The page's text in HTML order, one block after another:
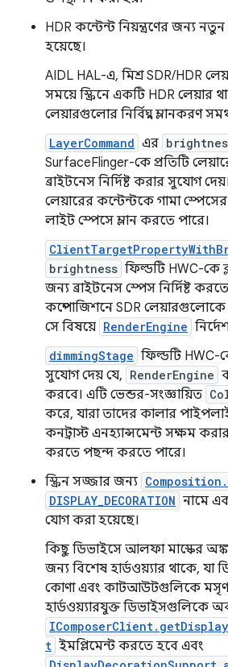
HDR কন্টেন্ট নিয়ন্ত্রণের জন্য
হয়েছে।
AIDL HAL-এ, মিশ্র SDR/HDR
সময়ে স্ক্রিনে একটি HDR লেয়ার
লেয়ারগুলোর নির্বিঘ্ন ম্লানকরণ
LayerCommand এর
SurfaceFlinger-কে প্রতিটি
ব্রাইটনেস নির্দিষ্ট করার সুযোগ
লেয়ারের কন্টেন্টকে গামা
লাইট স্পেসে ম্লান করতে পারে।
brightness ফিল্ডটি HWC-কে
জন্য ব্রাইটনেস স্পেস নির্দিষ্ট
কম্পোজিশনে SDR লেয়ারগুলোকে
সে বিষয়ে RenderEngine
dimmingStage ফিল্ডটি
সুযোগ দেয় যে, RenderEngine
করবে। এটি ভেন্ডর-সংজ্ঞায়িত
করে, যারা তাদের কালার
কনট্রাস্ট এনহ্যান্সমেন্ট সক্ষম
করতে পছন্দ করতে পারে।
স্ক্রিন সজ্জার জন্য
DISPLAY_DECORATION নামে
যোগ করা হয়েছে।
কিছু ডিভাইসে আলফা মাস্কের
জন্য বিশেষ হার্ডওয়্যার থাকে, যা
কোণা এবং কাটআউটগুলিকে
হার্ডওয়্যারযুক্ত ডিভাইসগুলিকে
t ইমপ্লিমেন্ট করতে হবে এবং